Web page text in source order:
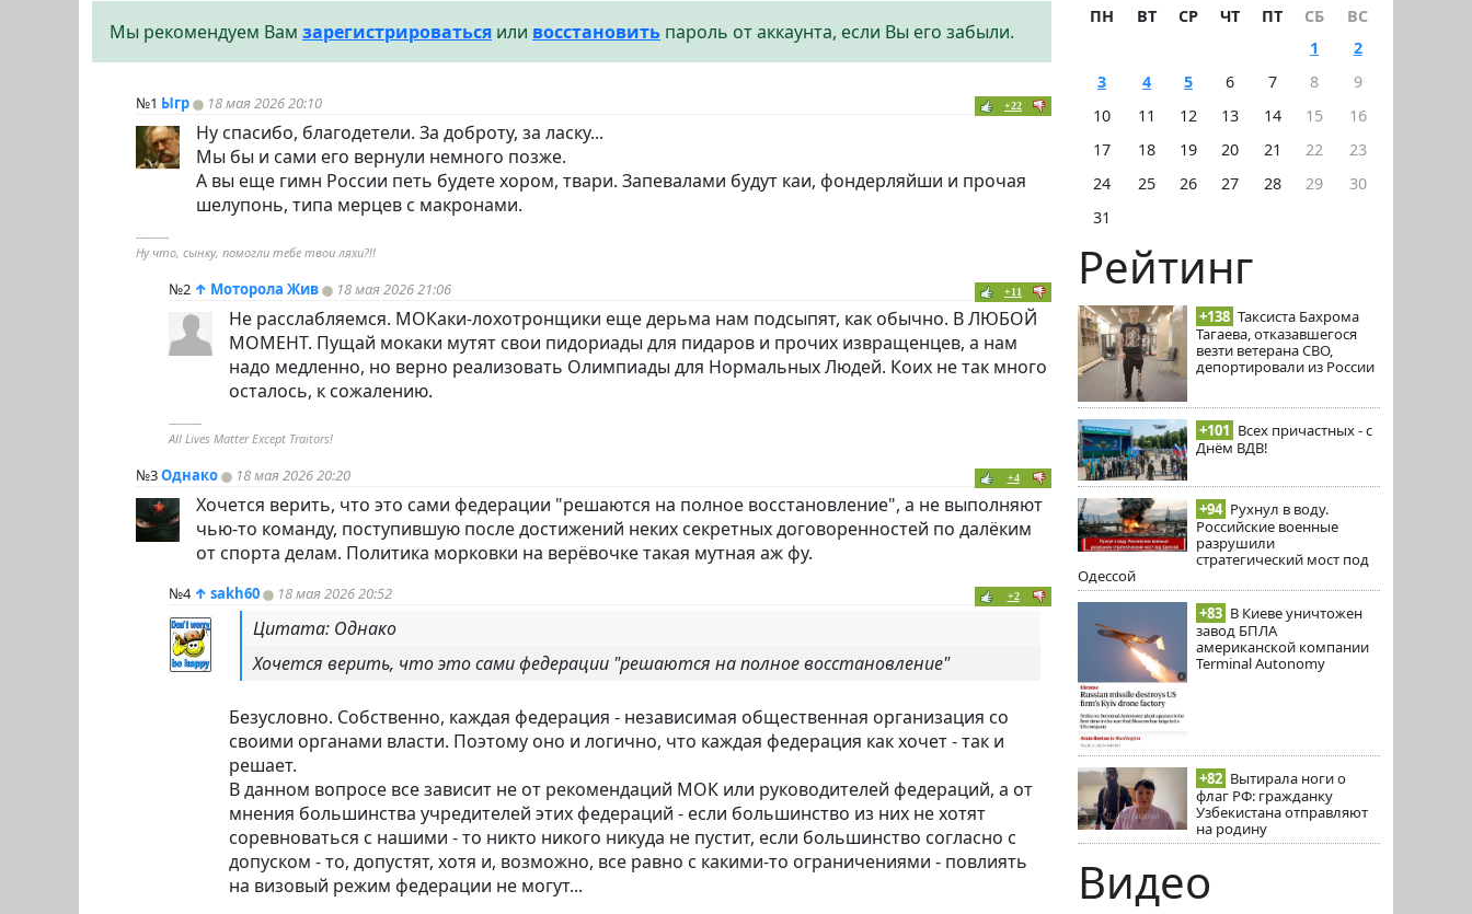
ПН ВТ СР ЧТ ПТ СБ
ВС
1
2
3
4 5 6 7 8
9
10
11 12 13 14 15
16
17
18 19 20 21 22
23
24
25 26 27 28 29
30
31
Рейтинг
+138 Таксиста Бахрома
Тагаева, отказавшегося
везти ветерана СВО,
депортировали из России
+101 Всех причастных - с
Днём ВДВ!
+94 Рухнул в воду.
Российские военные
разрушили
стратегический мост под
Одессой
+83 В Киеве уничтожен
завод БПЛА
американской компании
Terminal Autonomy
+82 Вытирала ноги о
флаг РФ: гражданку
Узбекистана отправляют
на родину
Видео
Мы рекомендуем Вам зарегистрироваться или восстановить пароль от аккаунта, если Вы его забыли.
№1 Ыгр 18 мая 2026 20:10 +22
Ну спасибо, благодетели. За доброту, за ласку...
Мы бы и сами его вернули немного позже.
А вы еще гимн России петь будете хором, твари. Запевалами будут каи, фондерляйши и прочая
шелупонь, типа мерцев с макронами.
----------
Ну что, сынку, помогли тебе твои ляхи?!!
№2 ↑ Моторола Жив 18 мая 2026 21:06 +11
Не расслабляемся. МОКаки-лохотронщики еще дерьма нам подсыпят, как обычно. В ЛЮБОЙ
МОМЕНТ. Пущай мокаки мутят свои пидориады для пидаров и прочих извращенцев, а нам
надо медленно, но верно реализовать Олимпиады для Нормальных Людей. Коих не так много
осталось, к сожалению.
----------
All Lives Matter Except Traitors!
№3Однако 18 мая 2026 20:20 +4
Хочется верить, что это сами федерации "решаются на полное восстановление", а не выполняют
чью-то команду, поступившую после достижений неких секретных договоренностей по далёким
от спорта делам. Политика морковки на верёвочке такая мутная аж фу.
№4 ↑ sakh60 18 мая 2026 20:52 +2
Цитата: Однако
Хочется верить, что это сами федерации "решаются на полное восстановление"
Безусловно. Собственно, каждая федерация - независимая общественная организация со
своими органами власти. Поэтому оно и логично, что каждая федерация как хочет - так и
решает.
В данном вопросе все зависит не от рекомендаций МОК или руководителей федераций, а от
мнения большинства учредителей этих федераций - если большинство из них не хотят
соревноваться с нашими - то никто никого никуда не пустит, если большинство согласно с
допуском - то, допустят, хотя и, возможно, все равно с какими-то ограничениями - повлиять
на визовый режим федерации не могут...